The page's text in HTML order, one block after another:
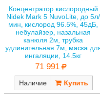
Концентратор кислородный
Nidek Mark 5 NuvoLite, до 5л/
мин, кислород 96.5%, 45дБ,
небулайзер, назальная
канюля 2м, трубка
удлинительная 7м, маска
ингаляции, 14.5кг
71 991
Наличие